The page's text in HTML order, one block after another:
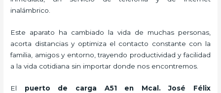
inalámbrico.
Este aparato ha cambiado la vida de muchas personas,
acorta distancias y optimiza el contacto constante con la
familia, amigos y entorno, trayendo productividad y facilidad
a la vida cotidiana sin importar donde nos encontremos.
El puerto de carga A51 en Mcal. José Félix